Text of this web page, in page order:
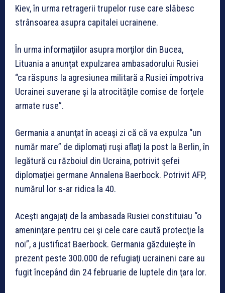
Kiev, în urma retragerii trupelor ruse care slăbesc
strânsoarea asupra capitalei ucrainene.
În urma informaţiilor asupra morţilor din Bucea,
Lituania a anunţat expulzarea ambasadorului Rusiei
“ca răspuns la agresiunea militară a Rusiei împotriva
Ucrainei suverane şi la atrocităţile comise de forţele
armate ruse”.
Germania a anunţat în aceaşi zi că că va expulza “un
număr mare” de diplomaţi ruşi aflaţi la post la Berlin, în
legătură cu războiul din Ucraina, potrivit şefei
diplomaţiei germane Annalena Baerbock. Potrivit AFP,
numărul lor s-ar ridica la 40.
Aceşti angajaţi de la ambasada Rusiei constituiau “o
ameninţare pentru cei şi cele care caută protecţie la
noi”, a justificat Baerbock. Germania găzduieşte în
prezent peste 300.000 de refugiaţi ucraineni care au
fugit începând din 24 februarie de luptele din ţara lor.